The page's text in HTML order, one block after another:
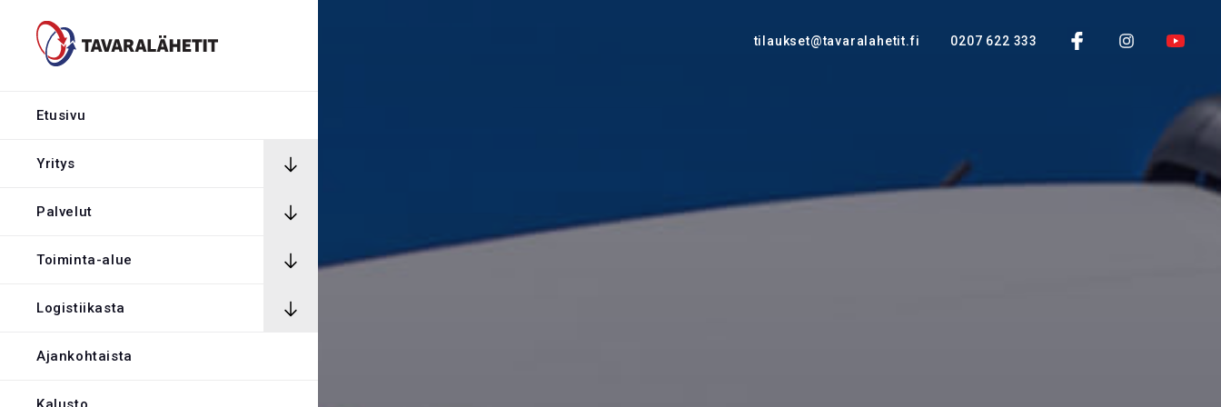
Etusivu
Yritys
Palvelut
Toiminta-alue
Logistiikasta
Ajankohtaista
Hintalaskuri
Rahtikirja
Yhteystiedot
tilaukset@tavaralahetit.fi 0207 622 333